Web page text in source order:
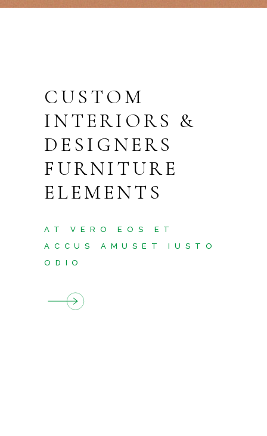
CUSTOM
INTERIORS &
DESIGNERS
FURNITURE
ELEMENTS
AT VERO EOS ET
ACCUS AMUSET IUSTO
ODIO